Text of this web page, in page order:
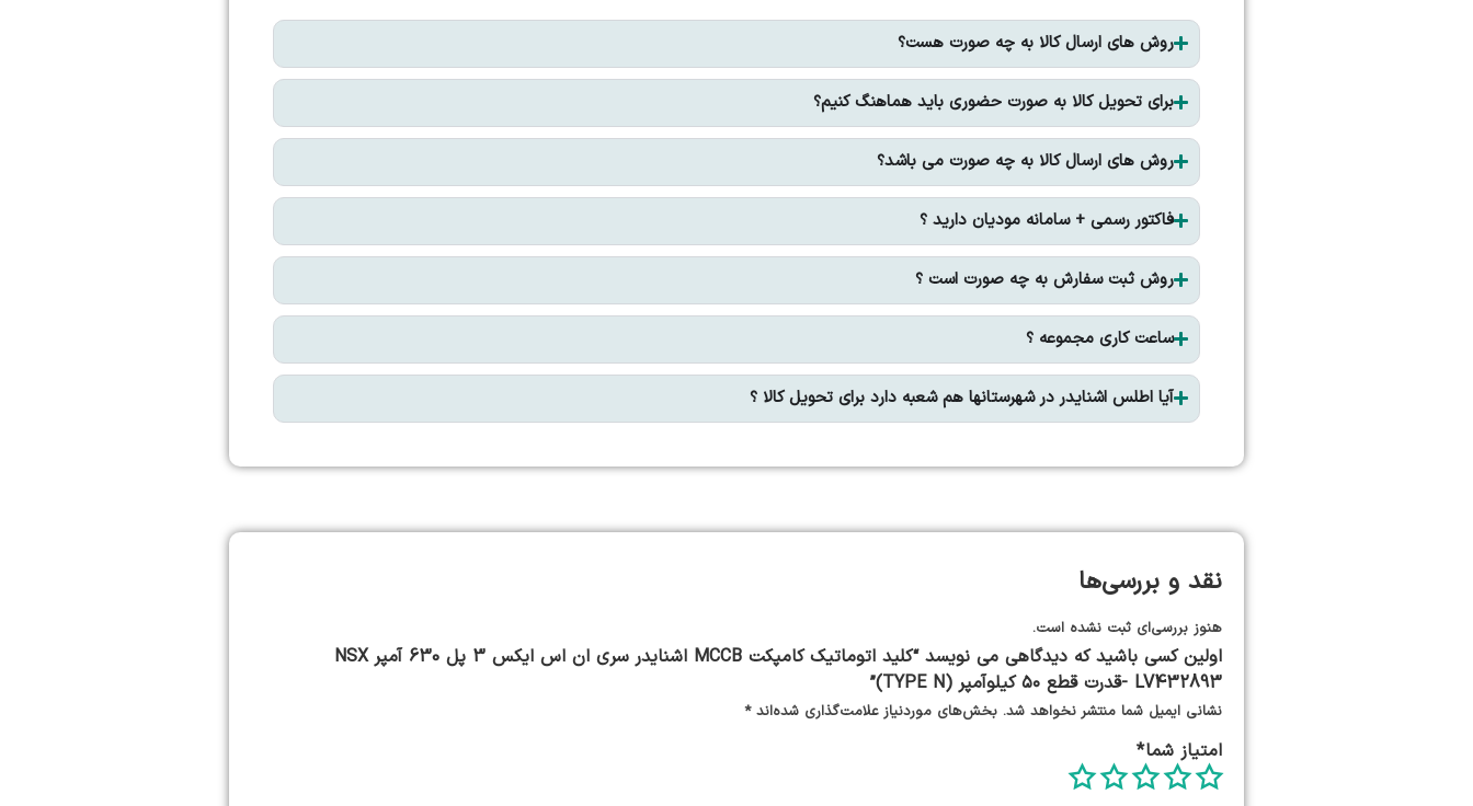
روش های ارسال کالا به چه صورت هست؟
برای تحویل کالا به صورت حضوری باید هماهنگ کنیم؟
روش های ارسال کالا به چه صورت می باشد؟
فاکتور رسمی + سامانه مودیان دارید ؟
روش ثبت سفارش به چه صورت است ؟
ساعت کاری مجموعه ؟
آیا اطلس اشنایدر در شهرستانها هم شعبه دارد برای تحویل کالا ؟
نقد و بررسی‌ها
هنوز بررسی‌ای ثبت نشده است.
اولین کسی باشید که دیدگاهی می نویسد “کلید اتوماتیک کامپکت MCCB اشنایدر سری ان اس ایکس 3 پل 630 آمپر NSX
LV432893 -قدرت قطع ۵۰ کیلوآمپر (TYPE N)”
نشانی ایمیل شما منتشر نخواهد شد. بخش‌های موردنیاز علامت‌گذاری شده‌اند*
امتیاز شما*